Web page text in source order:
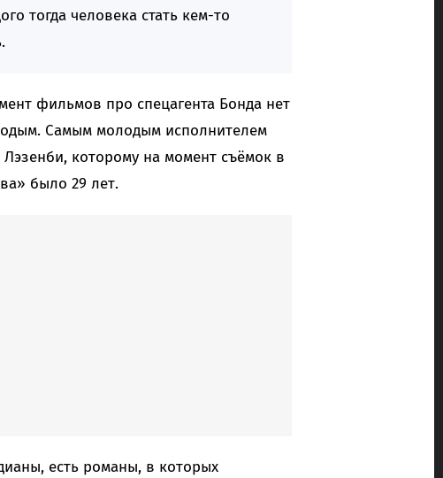
тогда человека стать кем-то
фильмов про спецагента Бонда нет
Самым молодым исполнителем
которому на момент съёмок в
было 29 лет.
есть романы, в которых